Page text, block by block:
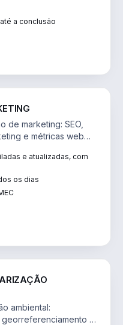
a conclusão
de marketing: SEO,
e métricas web
e atualizadas, com
os dias
ambiental:
georreferenciamento e